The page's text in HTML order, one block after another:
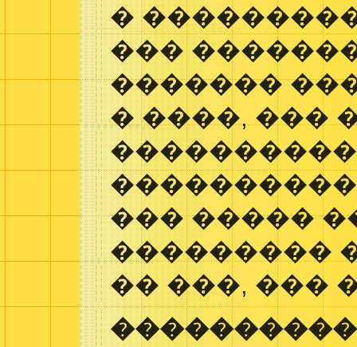
�
���
�������
� ����, ���
��� �����
���������
�� ���, ���
����������